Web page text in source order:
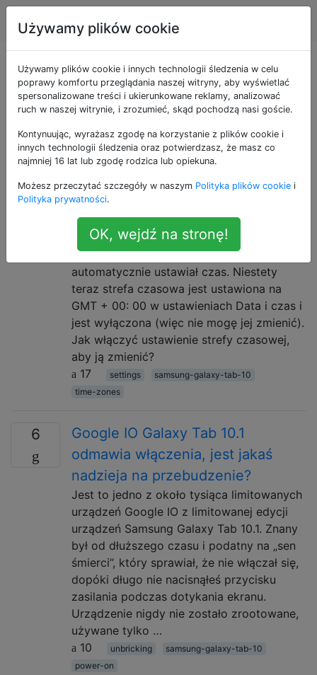
Android Tagi
Pytania otagowane
jako samsung-
galaxy-tab-10
jest wyłączona) w Honeycomb na
Samsung Galaxy Tab 10.1?
Kiedy po raz pierwszy włączyłem Galaxy
Tab 10.1, powiedziałem mu, aby
automatycznie ustawiał czas. Niestety
teraz strefa czasowa jest ustawiona na
GMT + 00: 00 w ustawieniach Data i czas i
jest wyłączona (więc nie mogę jej zmienić).
Jak włączyć ustawienie strefy czasowej,
aby ją zmienić?
17
settings
samsung-galaxy-tab-10
time-zones
6
Google IO Galaxy Tab 10.1
odmawia włączenia, jest jakaś
nadzieja na przebudzenie?
Jest to jedno z około tysiąca limitowanych
urządzeń Google IO z limitowanej edycji
urządzeń Samsung Galaxy Tab 10.1. Znany
był od dłuższego czasu i podatny na „sen
śmierci”, który sprawiał, że nie włączał się,
dopóki długo nie nacisnąłeś przycisku
zasilania podczas dotykania ekranu.
Urządzenie nigdy nie zostało zrootowane,
używane tylko …
10
unbricking
samsung-galaxy-tab-10
power-on
Używamy plików cookie
Używamy plików cookie i innych technologii śledzenia w celu
poprawy komfortu przeglądania naszej witryny, aby wyświetlać
spersonalizowane treści i ukierunkowane reklamy, analizować
ruch w naszej witrynie, i zrozumieć, skąd pochodzą nasi goście.
Kontynuując, wyrażasz zgodę na korzystanie z plików cookie i
innych technologii śledzenia oraz potwierdzasz, że masz co
najmniej 16 lat lub zgodę rodzica lub opiekuna.
Możesz przeczytać szczegóły w naszym Polityka plików cookie i
Polityka prywatności.
OK, wejdź na stronę!